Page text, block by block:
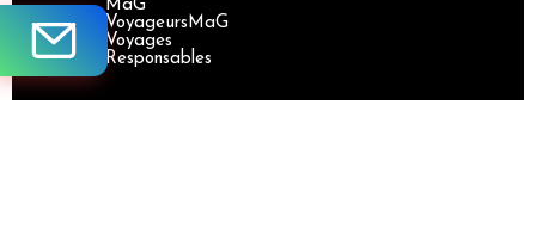
MaG
VoyageursMaG
Voyages
Responsables